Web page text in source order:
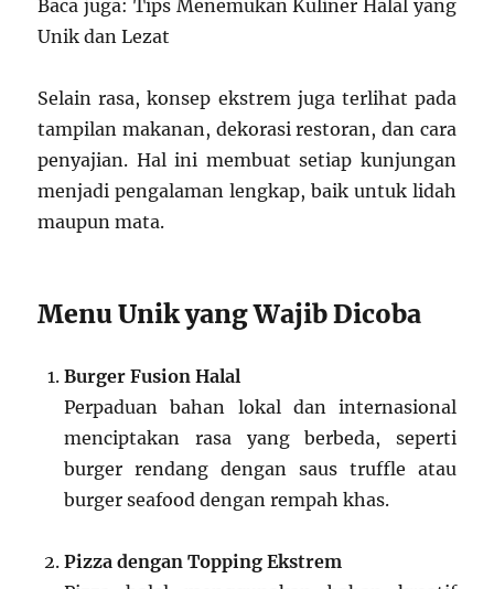
Baca juga: Tips Menemukan Kuliner Halal yang
Unik dan Lezat
Selain rasa, konsep ekstrem juga terlihat pada
tampilan makanan, dekorasi restoran, dan cara
penyajian. Hal ini membuat setiap kunjungan
menjadi pengalaman lengkap, baik untuk lidah
maupun mata.
Menu Unik yang Wajib Dicoba
Burger Fusion Halal
Perpaduan bahan lokal dan internasional
menciptakan rasa yang berbeda, seperti
burger rendang dengan saus truffle atau
burger seafood dengan rempah khas.
Pizza dengan Topping Ekstrem